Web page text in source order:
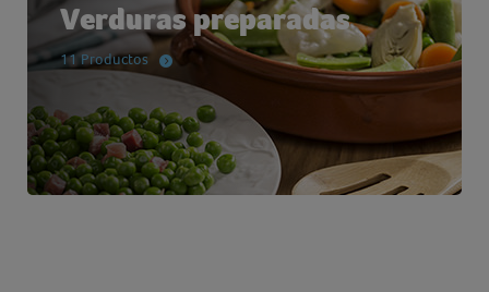
Verduras preparadas
11 Productos